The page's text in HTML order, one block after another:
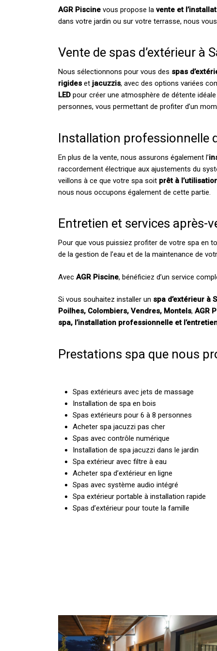
AGR Piscine vous propose lavente et
dans votre jardin ou sur votre terrasse, nous
Vente de spas d’extérieur à
Nous sélectionnons pour vous des spas
rigides et jacuzzis, avec des options variées
LED pour créer une atmosphère de détente
personnes, vous permettant de profiter d’un
Installation professionnelle
En plus de la vente, nous assurons également l’
raccordement électrique aux ajustements du
veillons à ce que votre spa soit prêt à
nous nous occupons également de cette partie.
Entretien et services après-
Pour que vous puissiez profiter de votre spa en
de la gestion de l’eau et de la maintenance de
AvecAGR Piscine, bénéficiez d’un service
Si vous souhaitez installer un spa d’extérieur à
Poilhes, Colombiers, Vendres, Montels,AGR
spa, l’installation professionnelle et
Prestations spa que nous
Spas extérieurs avec jets de massage
Installation de spa en bois
Spas extérieurs pour 6 à 8 personnes
Acheter spa jacuzzi pas cher
Spas avec contrôle numérique
Installation de spa jacuzzi dans le jardin
Spa extérieur avec filtre à eau
Acheter spa d’extérieur en ligne
Spas avec système audio intégré
Spa extérieur portable à installation rapide
Spas d’extérieur pour toute la famille
Installation
d’un
spa